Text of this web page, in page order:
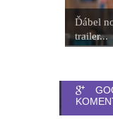
Ďábel
trailer...